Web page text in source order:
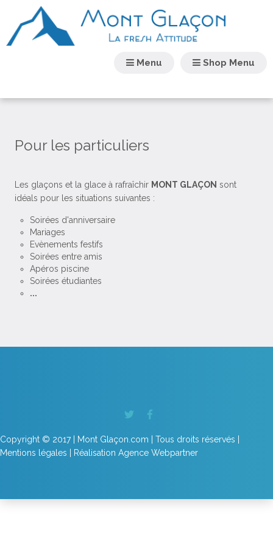
Shop Menu
Menu
Pour les particuliers
Les glaçons et la glace à rafraîchir MONT GLAÇON sont
idéals pour les situations suivantes :
Soirées d'anniversaire
Mariages
Evènements festifs
Soirées entre amis
Apéros piscine
Soirées étudiantes
...
Copyright © 2017 | Mont Glaçon.com | Tous droits réservés |
Mentions légales | Réalisation Agence Webpartner